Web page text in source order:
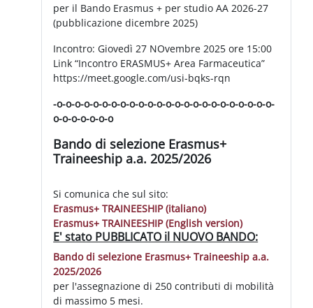
per il Bando Erasmus + per studio AA 2026-27
(pubblicazione dicembre 2025)
Incontro: Giovedì 27 NOvembre 2025 ore 15:00
Link “Incontro ERASMUS+ Area Farmaceutica”
https://meet.google.com/usi-bqks-rqn
-o-o-o-o-o-o-o-o-o-o-o-o-o-o-o-o-o-o-o-o-o-o-o-o-
o-o-o-o-o-o-o
Bando di selezione Erasmus+
Traineeship a.a. 2025/2026
Si comunica che sul sito:
Erasmus+ TRAINEESHIP (italiano)
Erasmus+ TRAINEESHIP (English version)
E' stato PUBBLICATO il NUOVO BANDO:
Bando di selezione Erasmus+ Traineeship a.a.
2025/2026
per l'assegnazione di 250 contributi di mobilità
di massimo 5 mesi.